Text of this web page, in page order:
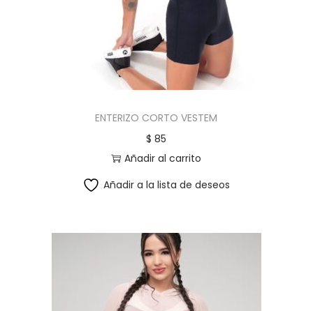
i
ó
n
o
ENTERIZO CORTO VESTEM
$ 85
Añadir al carrito
Añadir a la lista de deseos